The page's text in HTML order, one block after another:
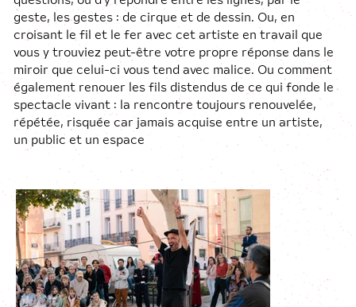
geste, les gestes : de cirque et de dessin. Ou, en
croisant le fil et le fer avec cet artiste en travail que
vous y trouviez peut-être votre propre réponse dans le
miroir que celui-ci vous tend avec malice. Ou comment
également renouer les fils distendus de ce qui fonde le
spectacle vivant : la rencontre toujours renouvelée,
répétée, risquée car jamais acquise entre un artiste,
un public et un espace